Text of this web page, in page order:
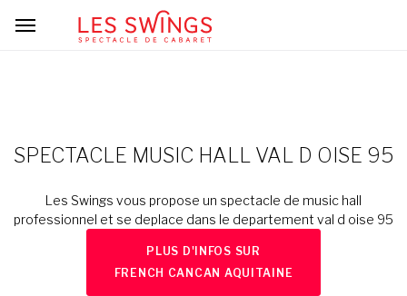
SPECTACLE MUSIC HALL VAL D OISE 95
Les Swings vous propose un spectacle de music hall
professionnel et se deplace dans le departement val d oise 95
PLUS D'INFOS SUR
FRENCH CANCAN AQUITAINE